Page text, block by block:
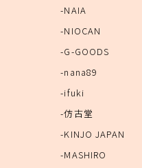
-NAIA
-NIOCAN
-G-GOODS
-nana89
-ifuki
-仿古堂
-KINJO JAPAN
-MASHIRO